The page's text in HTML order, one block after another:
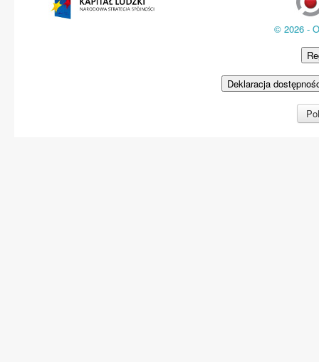
© 2026 -
Deklaracja